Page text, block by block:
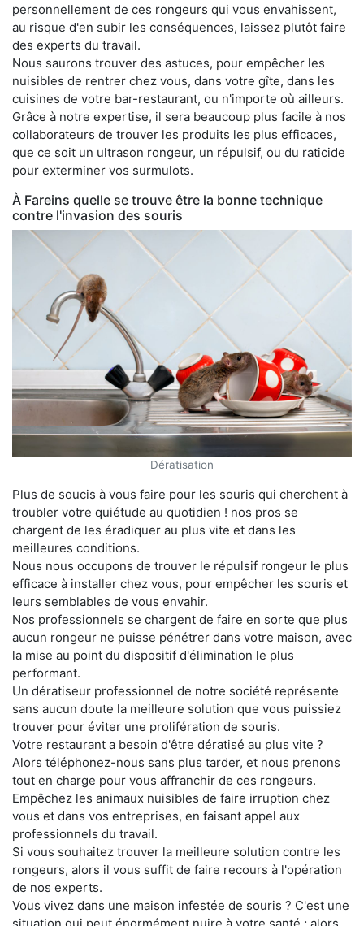
personnellement de ces rongeurs qui vous envahissent,
au risque d'en subir les conséquences, laissez plutôt faire
des experts du travail.
Nous saurons trouver des astuces, pour empêcher les
nuisibles de rentrer chez vous, dans votre gîte, dans les
cuisines de votre bar-restaurant, ou n'importe où ailleurs.
Grâce à notre expertise, il sera beaucoup plus facile à nos
collaborateurs de trouver les produits les plus efficaces,
que ce soit un ultrason rongeur, un répulsif, ou du raticide
pour exterminer vos surmulots.
À Fareins quelle se trouve être la bonne technique
contre l'invasion des souris
Dératisation
Plus de soucis à vous faire pour les souris qui cherchent à
troubler votre quiétude au quotidien ! nos pros se
chargent de les éradiquer au plus vite et dans les
meilleures conditions.
Nous nous occupons de trouver le répulsif rongeur le plus
efficace à installer chez vous, pour empêcher les souris et
leurs semblables de vous envahir.
Nos professionnels se chargent de faire en sorte que plus
aucun rongeur ne puisse pénétrer dans votre maison, avec
la mise au point du dispositif d'élimination le plus
performant.
Un dératiseur professionnel de notre société représente
sans aucun doute la meilleure solution que vous puissiez
trouver pour éviter une prolifération de souris.
Votre restaurant a besoin d'être dératisé au plus vite ?
Alors téléphonez-nous sans plus tarder, et nous prenons
tout en charge pour vous affranchir de ces rongeurs.
Empêchez les animaux nuisibles de faire irruption chez
vous et dans vos entreprises, en faisant appel aux
professionnels du travail.
Si vous souhaitez trouver la meilleure solution contre les
rongeurs, alors il vous suffit de faire recours à l'opération
de nos experts.
Vous vivez dans une maison infestée de souris ? C'est une
situation qui peut énormément nuire à votre santé ; alors